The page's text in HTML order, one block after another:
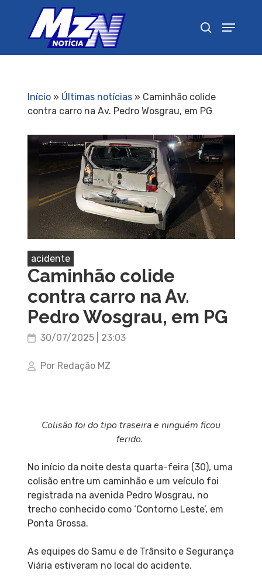
Início» Últimas notícias» Caminhão colide
contra carro na Av. Pedro Wosgrau, em PG
acidente
Caminhão colide
contra carro na Av.
Pedro Wosgrau, em PG
30/07/2025 | 23:03
Por Redação MZ
Colisão foi do tipo traseira e ninguém ficou
ferido.
No início da noite desta quarta-feira (30), uma
colisão entre um caminhão e um veículo foi
registrada na avenida Pedro Wosgrau, no
trecho conhecido como ‘Contorno Leste’, em
Ponta Grossa.
As equipes do Samu e de Trânsito e Segurança
Viária estiveram no local do acidente.